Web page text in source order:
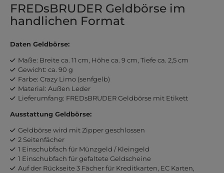
FREDsBRUDER Geldbörse im
handlichen Format
Daten Geldbörse:
Maße: Breite ca. 11 cm, Höhe ca. 9 cm, Tiefe ca. 2,5 cm
Gewicht: ca. 90 g
Farbe: Crazy Limo (senfgelb)
Material: Außen Leder
Lieferumfang: FREDsBRUDER Geldbörse mit Etikett
Ausstattung Geldbörse:
Geldbörse wird mit Zipper geschlossen
2 Seitenfächer
1 Einschubfach für Münzgeld / Kleingeld
1 Einschubfach für gefaltete Geldscheine
Auf der Rückseite 3 Fächer für Kreditkarten, EC Karten,